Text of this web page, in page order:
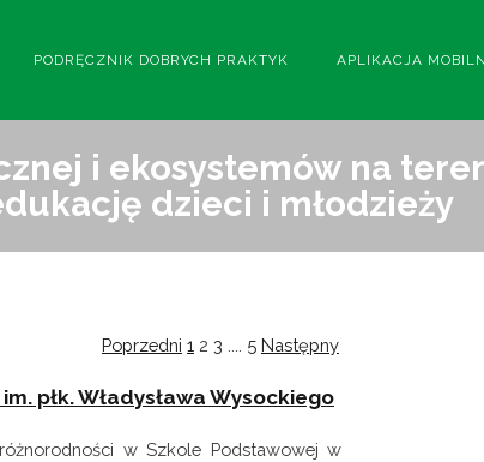
PODRĘCZNIK DOBRYCH PRAKTYK APLIKACJA
i ekosystemów na
dzieci i młodzieży
Poprzedni 1 2 3 5 Następny
płk. Władysława Wysockiego
w Szkole Podstawowej w